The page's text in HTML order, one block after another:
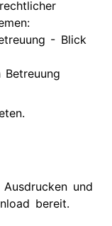
- Blick
und
bereit.